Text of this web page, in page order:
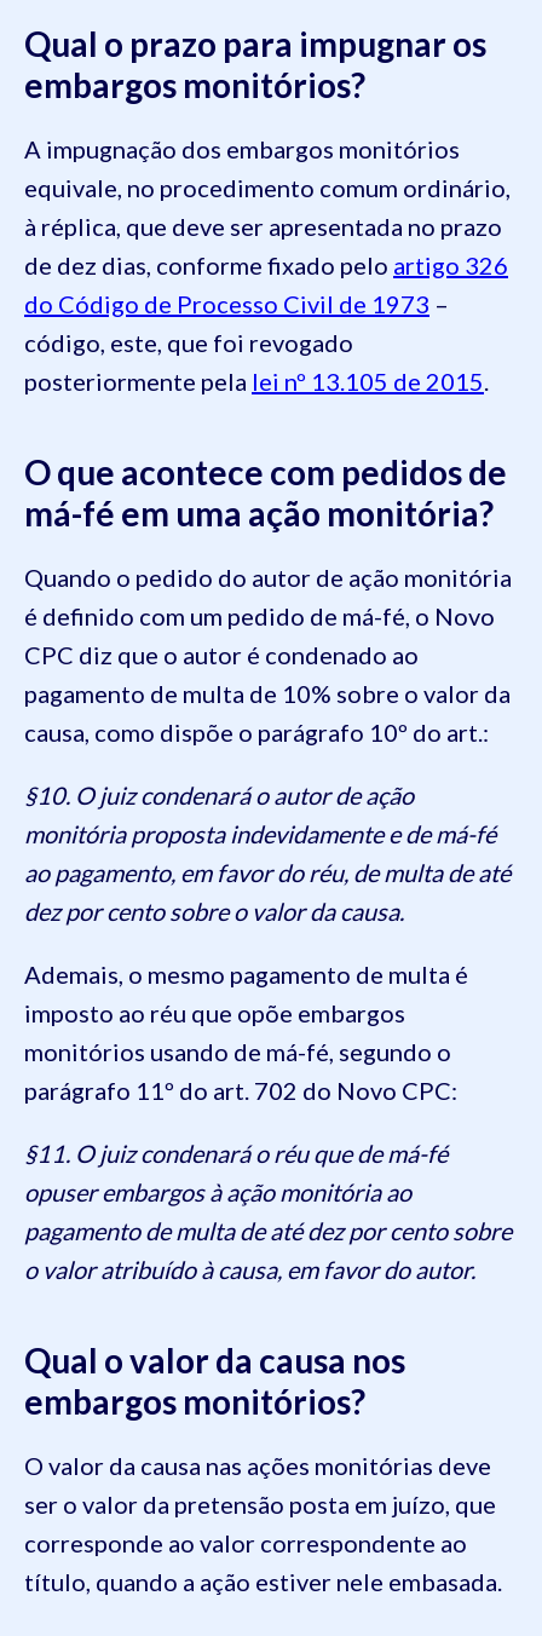
Qual o prazo para impugnar os
embargos monitórios?
A impugnação dos embargos monitórios
equivale, no procedimento comum ordinário,
à réplica, que deve ser apresentada no prazo
de dez dias, conforme fixado pelo artigo 326
do Código de Processo Civil de 1973 –
código, este, que foi revogado
posteriormente pela lei nº 13.105 de 2015.
O que acontece com pedidos de
má-fé em uma ação monitória?
Quando o pedido do autor de ação monitória
é definido com um pedido de má-fé, o Novo
CPC diz que o autor é condenado ao
pagamento de multa de 10% sobre o valor da
causa, como dispõe o parágrafo 10º do art.:
§10. O juiz condenará o autor de ação
monitória proposta indevidamente e de má-fé
ao pagamento, em favor do réu, de multa de até
dez por cento sobre o valor da causa.
Ademais, o mesmo pagamento de multa é
imposto ao réu que opõe embargos
monitórios usando de má-fé, segundo o
parágrafo 11º do art. 702 do Novo CPC:
§11. O juiz condenará o réu que de má-fé
opuser embargos à ação monitória ao
pagamento de multa de até dez por cento sobre
o valor atribuído à causa, em favor do autor.
Qual o valor da causa nos
embargos monitórios?
O valor da causa nas ações monitórias deve
ser o valor da pretensão posta em juízo, que
corresponde ao valor correspondente ao
título, quando a ação estiver nele embasada.